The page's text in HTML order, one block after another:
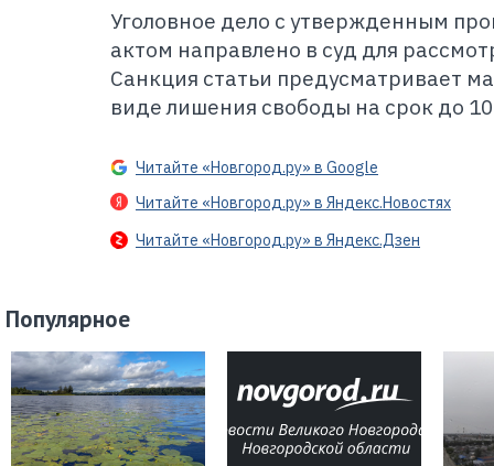
Уголовное дело с утвержденным
актом направлено в суд для
Санкция статьи предусматривает
виде лишения свободы на срок до 10
Читайте «Новгород.ру» в Google
Читайте «Новгород.ру» в Яндекс.Новостях
Читайте «Новгород.ру» в Яндекс.Дзен
Популярное